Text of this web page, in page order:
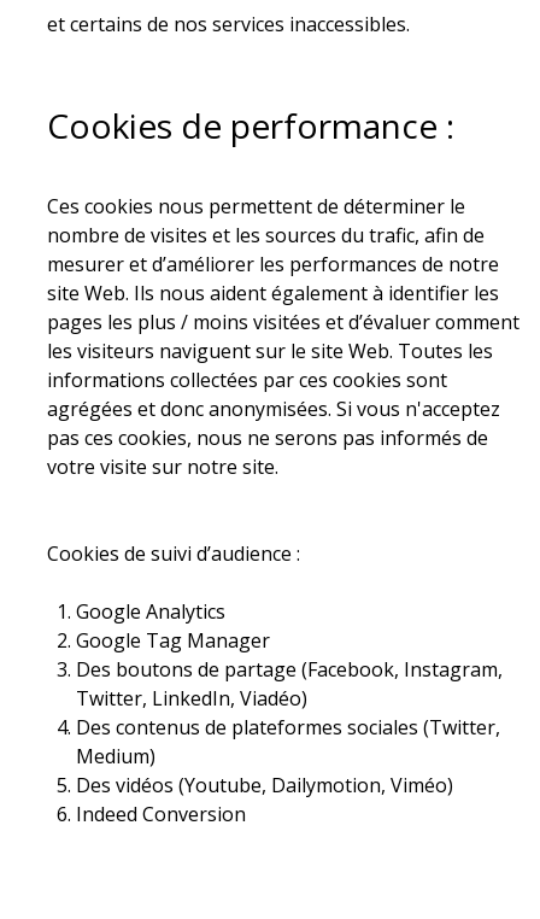
et certains de nos services inaccessibles.
Cookies de performance :
Ces cookies nous permettent de déterminer le
nombre de visites et les sources du trafic, afin de
mesurer et d’améliorer les performances de notre
site Web. Ils nous aident également à identifier les
pages les plus / moins visitées et d’évaluer comment
les visiteurs naviguent sur le site Web. Toutes les
informations collectées par ces cookies sont
agrégées et donc anonymisées. Si vous n'acceptez
pas ces cookies, nous ne serons pas informés de
votre visite sur notre site.
Cookies de suivi d’audience :
Google Analytics
Google Tag Manager
Des boutons de partage (Facebook, Instagram,
Twitter, LinkedIn, Viadéo)
Des contenus de plateformes sociales (Twitter,
Medium)
Des vidéos (Youtube, Dailymotion, Viméo)
Indeed Conversion